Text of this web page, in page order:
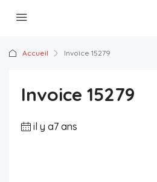
Accueil Invoice 15279
Invoice 15279
il y a7 ans